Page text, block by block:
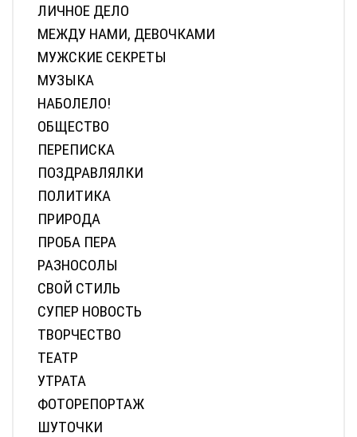
ЛИЧНОЕ ДЕЛО
МЕЖДУ НАМИ, ДЕВОЧКАМИ
МУЖСКИЕ СЕКРЕТЫ
МУЗЫКА
НАБОЛЕЛО!
ОБЩЕСТВО
ПЕРЕПИСКА
ПОЗДРАВЛЯЛКИ
ПОЛИТИКА
ПРИРОДА
ПРОБА ПЕРА
РАЗНОСОЛЫ
СВОЙ СТИЛЬ
СУПЕР НОВОСТЬ
ТВОРЧЕСТВО
ТЕАТР
УТРАТА
ФОТОРЕПОРТАЖ
ШУТОЧКИ